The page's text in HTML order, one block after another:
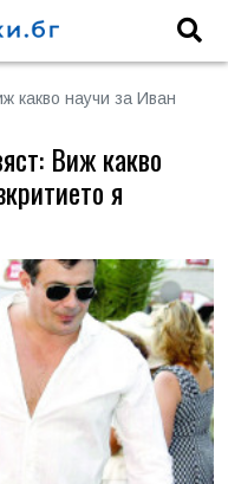
какво научи за Иван
Виж какво
я